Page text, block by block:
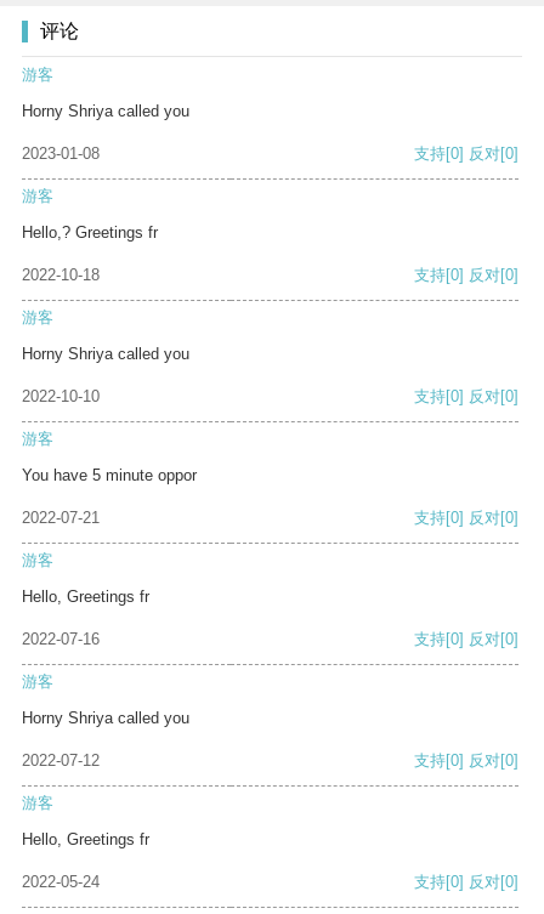
评论
游客
Horny Shriya called you
2023-01-08 支持[0] 反对[0]
游客
Hello,? Greetings fr
2022-10-18 支持[0] 反对[0]
游客
Horny Shriya called you
2022-10-10 支持[0] 反对[0]
游客
You have 5 minute oppor
2022-07-21 支持[0] 反对[0]
游客
Hello, Greetings fr
2022-07-16 支持[0] 反对[0]
游客
Horny Shriya called you
2022-07-12 支持[0] 反对[0]
游客
Hello, Greetings fr
2022-05-24 支持[0] 反对[0]